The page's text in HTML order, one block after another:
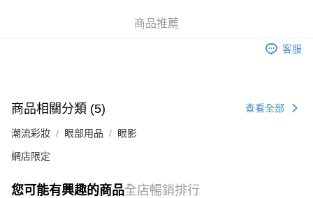
每筆HK$20.00，滿HK$100.00或以上免運費
運費表
商品推薦
客服
商品相關分類 (5) 查看全部
潮流彩妝 眼部用品 眼影
網店限定
您可能有興趣的商品全店暢銷排行